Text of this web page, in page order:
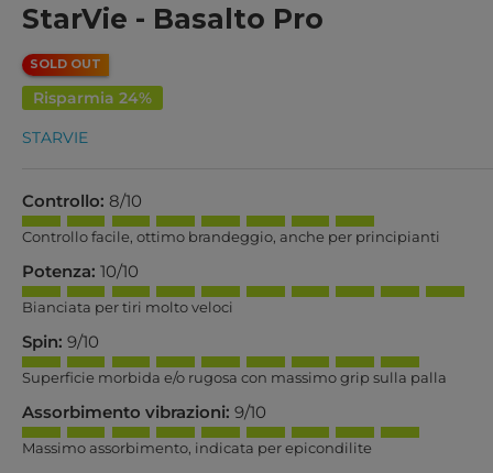
StarVie - Basalto Pro
SOLD OUT
Risparmia 24%
STARVIE
Controllo: 8/10
Controllo facile, ottimo brandeggio, anche per principianti
Potenza: 10/10
Bianciata per tiri molto veloci
Spin: 9/10
Superficie morbida e/o rugosa con massimo grip sulla palla
Assorbimento vibrazioni: 9/10
Massimo assorbimento, indicata per epicondilite